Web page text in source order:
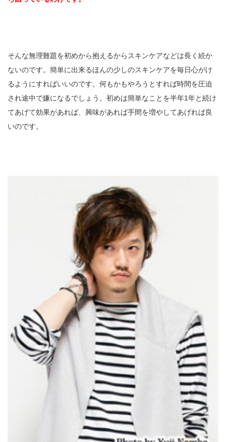
そんな無理難題を初めから抱えるからスキンケアなどは長く続か
ないのです。簡単に出来るほんの少しのスキンケアを毎日心がけ
るようにすればいいのです。何もかもやろうとすれば時間を圧迫
され途中で嫌になるでしょう。初めは簡単なことを半年1年と続け
てあげて効果があれば、興味があれば手間を増やしてあげれば良
いのです。